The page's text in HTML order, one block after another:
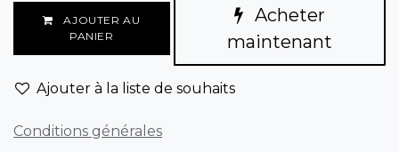
AJOUTER AU
PANIER
Acheter
maintenant
Ajouter à la liste de souhaits
Conditions générales